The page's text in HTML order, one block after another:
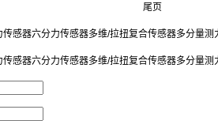
尾页
传感器六分力传感器多维/拉扭复合传感器多分量测
传感器六分力传感器多维/拉扭复合传感器多分量测